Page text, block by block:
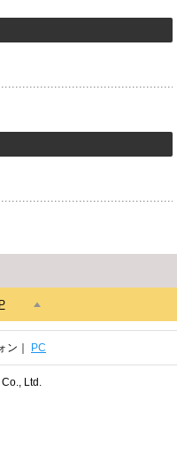
ン｜ PC
Ltd.